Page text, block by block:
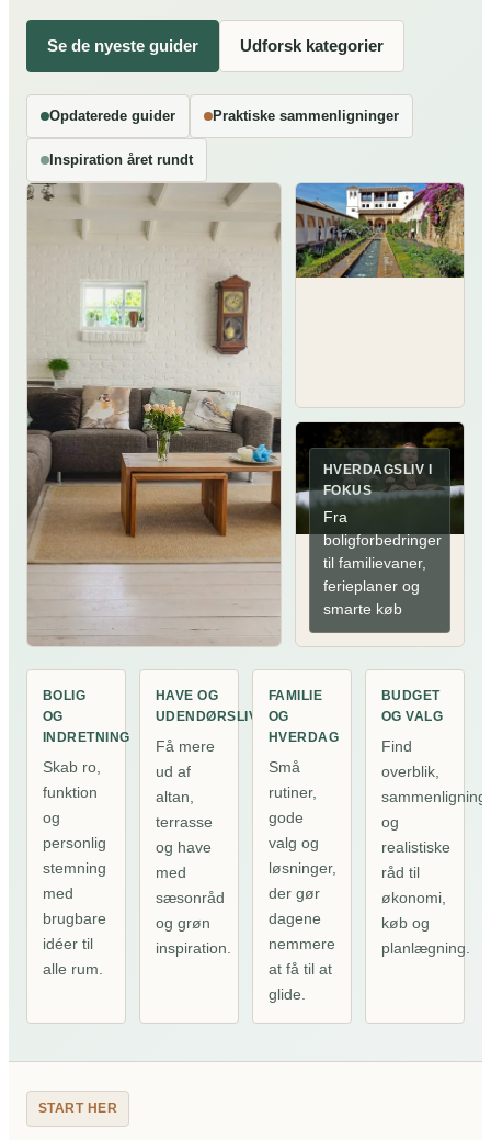
Se de nyeste guider Udforsk kategorier
Opdaterede guider Praktiske sammenligninger
Inspiration året rundt
HVERDAGSLIV I
FOKUS
Fra
boligforbedringer
til familievaner,
ferieplaner og
smarte køb
BOLIG
OG
INDRETNING
Skab ro,
funktion
og
personlig
stemning
med
brugbare
idéer til
alle rum.
HAVE OG
UDENDØRSLIV
Få mere
ud af
altan,
terrasse
og have
med
sæsonråd
og grøn
inspiration.
FAMILIE
OG
HVERDAG
Små
rutiner,
gode
valg og
løsninger,
der gør
dagene
nemmere
at få til at
glide.
BUDGET
OG VALG
Find
overblik,
og
realistiske
råd til
økonomi,
køb og
planlægning.
START HER